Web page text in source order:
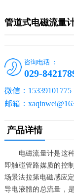
管道式电磁流量
咨询电话 ：
029-
微信：15339101775
邮箱：
产品详情
电磁流量计是这种
即触碰管路媒质的控
场景法拉第电磁感应
导电液體的总流量，